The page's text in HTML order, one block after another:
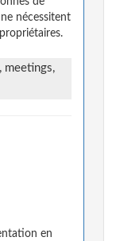
nécessitent
meetings,
en